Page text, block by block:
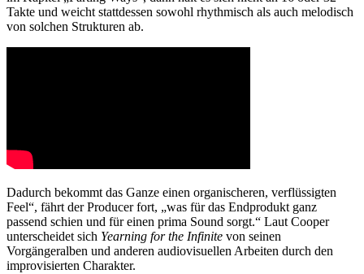
Takte und weicht stattdessen sowohl rhythmisch als auch melodisch
von solchen Strukturen ab.
Dadurch bekommt das Ganze einen organischeren, verflüssigten
Feel“, fährt der Producer fort, „was für das Endprodukt ganz
passend schien und für einen prima Sound sorgt.“ Laut Cooper
unterscheidet sich Yearning for the Infinite von seinen
Vorgängeralben und anderen audiovisuellen Arbeiten durch den
improvisierten Charakter.